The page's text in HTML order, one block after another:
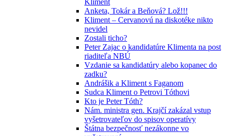
Anketa, Tokár a Beňová? Lož!!!
Kliment – Cervanovú na diskotéke nikto
nevidel
Zostali ticho?
Peter Zajac o kandidatúre Klimenta na post
riaditeľa NBÚ
Vzdanie sa kandidatúry alebo kopanec do
zadku?
Andrášik a Kliment s Faganom
Sudca Kliment o Petrovi Tóthovi
Kto je Peter Tóth?
Nám. ministra gen. Krajčí zakázal vstup
vyšetrovateľov do spisov operatívy
Štátna bezpečnosť nezákonne vo